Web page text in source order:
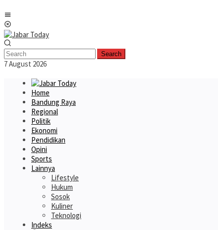
to
content
Search
7 August 2026
Home
Bandung Raya
Regional
Politik
Ekonomi
Pendidikan
Opini
Sports
Lainnya
Lifestyle
Hukum
Sosok
Kuliner
Teknologi
Indeks